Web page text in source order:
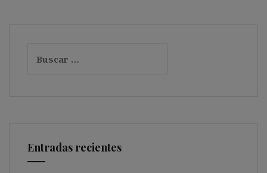
Entradas recientes